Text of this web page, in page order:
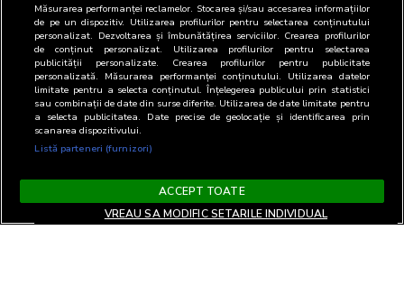
Măsurarea performanței reclamelor. Stocarea și/sau accesarea informațiilor
de pe un dispozitiv. Utilizarea profilurilor pentru selectarea conținutului
personalizat. Dezvoltarea și îmbunătățirea serviciilor. Crearea profilurilor
de conținut personalizat. Utilizarea profilurilor pentru selectarea
publicității personalizate. Crearea profilurilor pentru publicitate
personalizată. Măsurarea performanței conținutului. Utilizarea datelor
limitate pentru a selecta conținutul. Înțelegerea publicului prin statistici
sau combinații de date din surse diferite. Utilizarea de date limitate pentru
a selecta publicitatea. Date precise de geolocație și identificarea prin
scanarea dispozitivului.
Listă parteneri (furnizori)
ACCEPT TOATE
VREAU SA MODIFIC SETARILE INDIVIDUAL